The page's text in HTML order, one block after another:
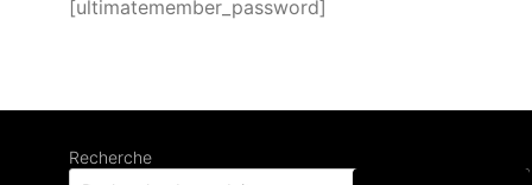
[ultimatemember_password]
Recherche